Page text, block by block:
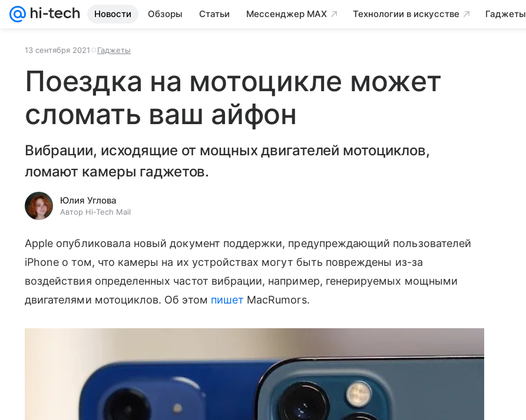
Новости Обзоры Статьи Мессенджер MAX Технологии в искусстве Гаджеты
13 сентября 2021 Гаджеты
Поездка на мотоцикле может
сломать ваш айфон
Вибрации, исходящие от мощных двигателей мотоциклов,
ломают камеры гаджетов.
Юлия Углова
Автор Hi-Tech Mail
Apple опубликовала новый документ поддержки, предупреждающий пользователей
iPhone о том, что камеры на их устройствах могут быть повреждены из-за
воздействия определенных частот вибрации, например, генерируемых мощными
двигателями мотоциклов. Об этом пишет MacRumors.